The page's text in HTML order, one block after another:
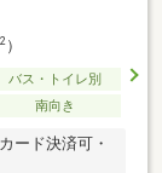
2）
バス・トイレ別
南向き
ード決済可・